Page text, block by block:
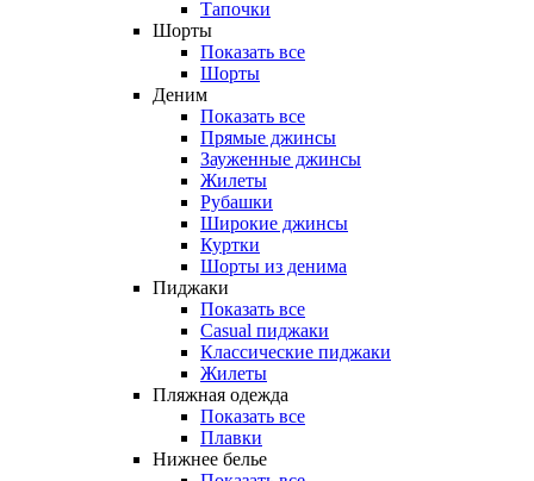
Тапочки
Шорты
Показать все
Шорты
Деним
Показать все
Прямые джинсы
Зауженные джинсы
Жилеты
Рубашки
Широкие джинсы
Куртки
Шорты из денима
Пиджаки
Показать все
Casual пиджаки
Классические пиджаки
Жилеты
Пляжная одежда
Показать все
Плавки
Нижнее белье